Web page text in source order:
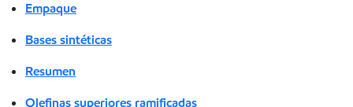
Empaque
Bases sintéticas
Resumen
Olefinas superiores ramificadas